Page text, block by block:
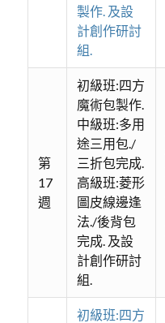
製作. 及設
計創作研討
組.
第
17
週
初級班:四方
魔術包製作.
中級班:多用
途三用包./
三折包完成.
高級班:菱形
圖皮線邊逢
法./後背包
完成. 及設
計創作研討
組.
初級班:四方